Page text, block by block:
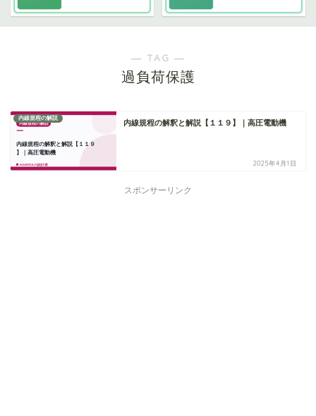
― TAG ―
過負荷保護
内線規程の解説
内線規程の解釈と解説【１１９】｜高圧電動機
2025年4月1日
スポンサーリンク